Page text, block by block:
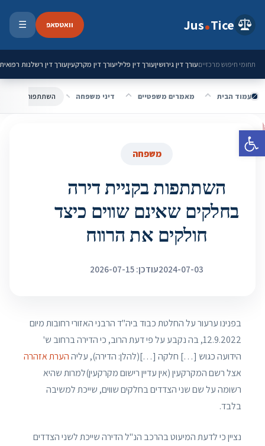
פתח סרגל נגישות
Jus Tice וואטסאפ ☰
תחומי חיפוש מרכזייםעורך דין גירושיןעורך דין פליליעורך דין מקרקעיןעורך דין רשלנות רפואית
עמוד הבית מאמרים משפטיים דיני משפחה
משפחה
השתתפות בקניית דירה
בחלקים שאינם שווים כיצד
חולקים את הרווח
2024-07-03עודכן: 2026-07-15
בפנינו ערעור על החלטת כבוד ביה"ד הרבני האזורי רחובות מיום
12.9.2022, בה נקבע על פי דעת הרוב, כי הדירה ברחוב ש'
הידועה כגוש […] חלקה […](להלן: הדירה), עליההערת אזהרה
אצל רשם המקרקעין (אין עדיין רישום מקרקעין)למרות שהיא
רשומה על שם שני הצדדים בחלקים שווים, שייכת למשיבה
בלבד.
נציין כי לדעת המיעוט בהרכב הנ"ל הדירה שייכת לשני הצדדים